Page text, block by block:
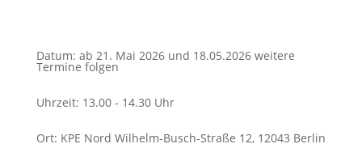
Datum: ab 21. Mai 2026 und 18.05.2026 weitere
Termine folgen
Uhrzeit: 13.00 - 14.30 Uhr
Ort: KPE Nord Wilhelm-Busch-Straße 12, 12043 Berlin